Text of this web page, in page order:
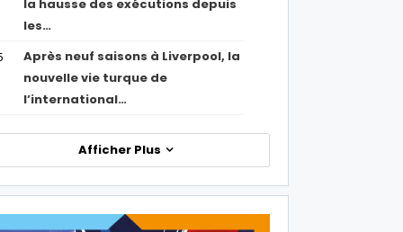
la hausse des exécutions depuis
les…
Après neuf saisons à Liverpool, la
nouvelle vie turque de
l’international…
Afficher Plus